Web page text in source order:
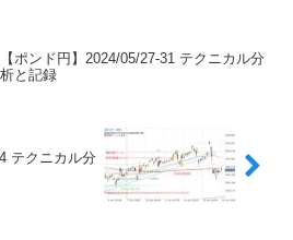
【ポンド円】2024/05/27-31 テクニカル分
析と記録
テクニカル分